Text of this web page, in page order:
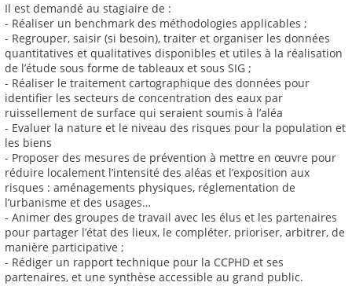
Il est demandé au stagiaire de :
- Réaliser un benchmark des méthodologies applicables ;
- Regrouper, saisir (si besoin), traiter et organiser les données
quantitatives et qualitatives disponibles et utiles à la réalisation
de l’étude sous forme de tableaux et sous SIG ;
- Réaliser le traitement cartographique des données pour
identifier les secteurs de concentration des eaux par
ruissellement de surface qui seraient soumis à l’aléa
- Evaluer la nature et le niveau des risques pour la population et
les biens
- Proposer des mesures de prévention à mettre en œuvre pour
réduire localement l’intensité des aléas et l’exposition aux
risques : aménagements physiques, réglementation de
l’urbanisme et des usages…
- Animer des groupes de travail avec les élus et les partenaires
pour partager l’état des lieux, le compléter, prioriser, arbitrer, de
manière participative ;
- Rédiger un rapport technique pour la CCPHD et ses
partenaires, et une synthèse accessible au grand public.